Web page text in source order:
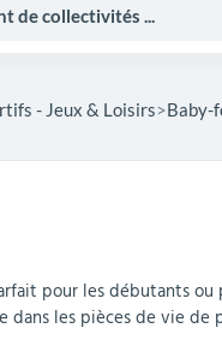
maternelle
- Jeux & Loisirs Baby-
pour les débutants
les pièces de vie